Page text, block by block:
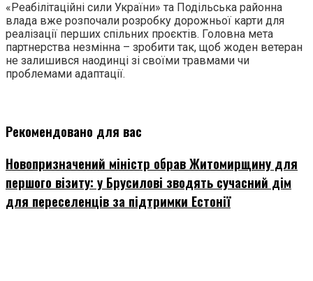
«Реабілітаційні сили України» та Подільська районна
влада вже розпочали розробку дорожньої карти для
реалізації перших спільних проєктів. Головна мета
партнерства незмінна – зробити так, щоб жоден ветеран
не залишився наодинці зі своїми травмами чи
проблемами адаптації.
Рекомендовано для вас
Новопризначений міністр обрав Житомирщину для
першого візиту: у Брусилові зводять сучасний дім
для переселенців за підтримки Естонії